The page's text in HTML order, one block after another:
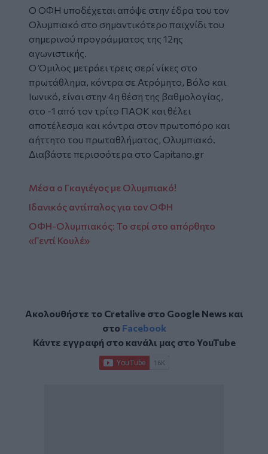
Ο ΟΦΗ υποδέχεται απόψε στην έδρα του τον
Ολυμπιακό στο σημαντικότερο παιχνίδι του
σημερινού προγράμματος της 12ης
αγωνιστικής.
Ο Όμιλος μετράει τρεις σερί νίκες στο
πρωτάθλημα, κόντρα σε Ατρόμητο, Βόλο και
Ιωνικό, είναι στην 4η θέση της βαθμολογίας,
στο -1 από τον τρίτο ΠΑΟΚ και θέλει
αποτέλεσμα και κόντρα στον πρωτοπόρο και
αήττητο του πρωταθλήματος, Ολυμπιακό.
Διαβάστε περισσότερα στο Capitano.gr
Μέσα ο Γκαγιέγος με Ολυμπιακό!
Ιδανικός αντίπαλος για τον ΟΦΗ
ΟΦΗ-Ολυμπιακός: Το σερί στο απόρθητο
«Γεντί Κουλέ»
Ακολουθήστε το Cretalive στο Google Newsκαι
στο Facebook
Κάντε εγγραφή στο κανάλι μας στοYouTube